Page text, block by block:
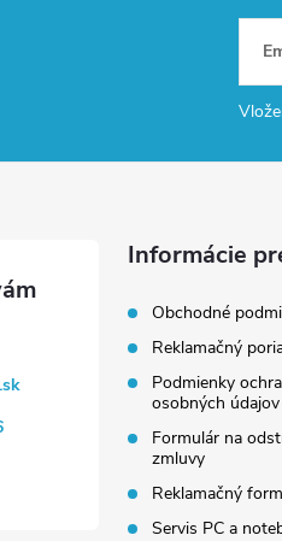
Informácie
Obchodné
Reklamačný
Podmienky
osobných údajov
Formulár na
zmluvy
Reklamačný
Servis PC a